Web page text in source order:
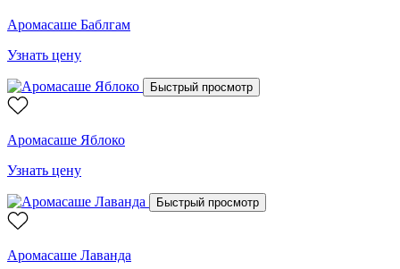
Аромасаше Баблгам
Узнать цену
Быстрый просмотр
Аромасаше Яблоко
Узнать цену
Быстрый просмотр
Аромасаше Лаванда